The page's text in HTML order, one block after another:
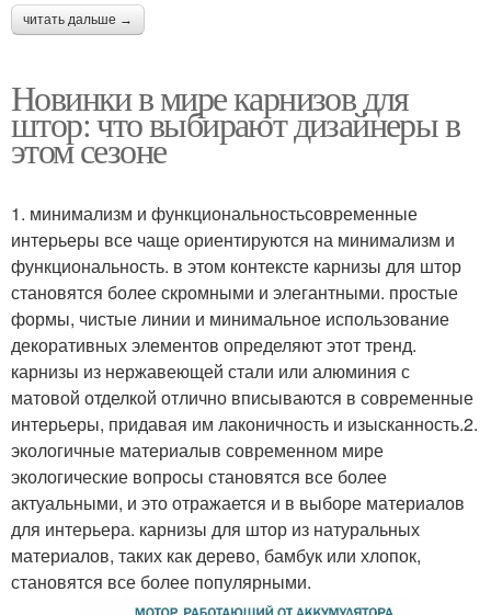
читать дальше →
Новинки в мире карнизов для
штор: что выбирают дизайнеры в
этом сезоне
1. минимализм и функциональностьсовременные
интерьеры все чаще ориентируются на минимализм и
функциональность. в этом контексте карнизы для штор
становятся более скромными и элегантными. простые
формы, чистые линии и минимальное использование
декоративных элементов определяют этот тренд.
карнизы из нержавеющей стали или алюминия с
матовой отделкой отлично вписываются в современные
интерьеры, придавая им лаконичность и изысканность.2.
экологичные материалыв современном мире
экологические вопросы становятся все более
актуальными, и это отражается и в выборе материалов
для интерьера. карнизы для штор из натуральных
материалов, таких как дерево, бамбук или хлопок,
становятся все более популярными.